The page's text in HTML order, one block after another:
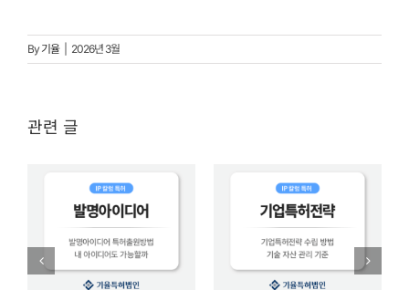
By기율 2026년 3월
관련 글